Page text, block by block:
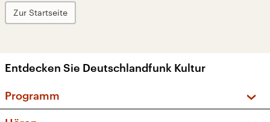
Zur Startseite
Entdecken Sie Deutschlandfunk Kultur
Programm